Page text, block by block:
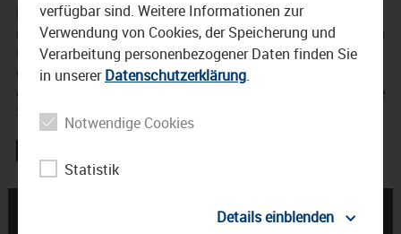
Das Hobby zum Beruf machen. Davon kann so mancher
nur träumen. Den ehemaligen Kommilitoninen der irischen
Folkband Liadan ist dies mit ihrem außergewöhnlichen
und zugleich authentischen Musikstil gelungen. Für Fans
der irischen Genres ein absolutes Muss – das vielgefeierte
Sextett Liadan demnächst zu Gast im Haus der Kultur.
verfügbar sind. Weitere Informationen zur
Verwendung von Cookies, der Speicherung und
Verarbeitung personenbezogener Daten finden Sie
in unsererDatenschutzerklärung.
Notwendige Cookies
Statistik
Details einblenden